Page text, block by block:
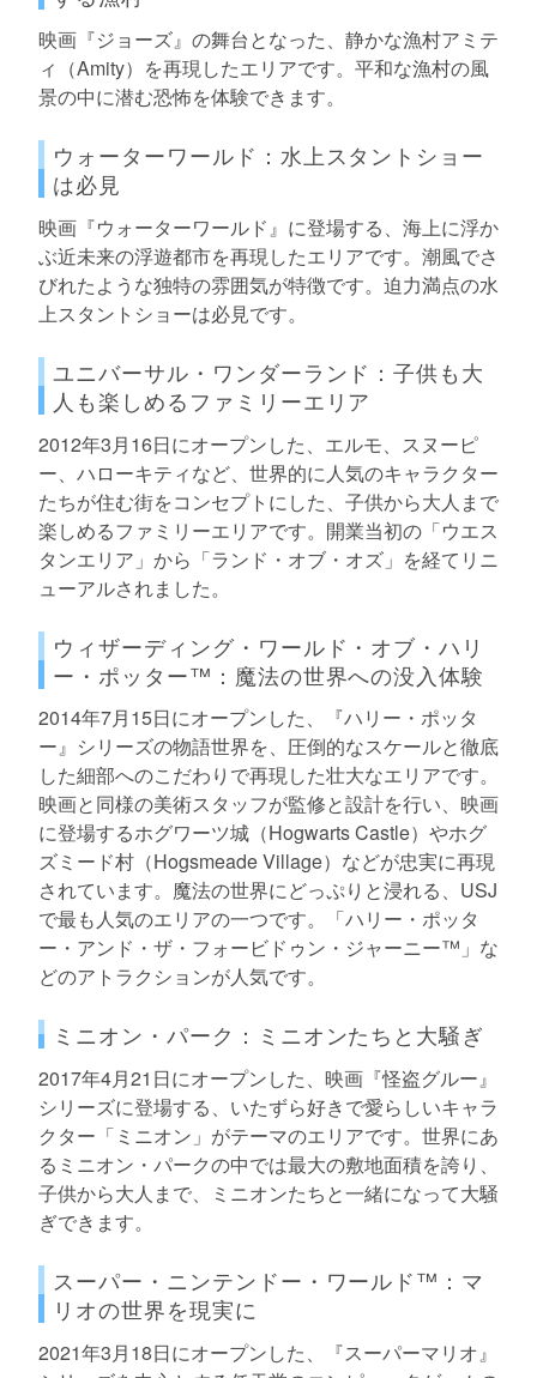
映画『ジョーズ』の舞台となった、静かな漁村アミテ
ィ（Amity）を再現したエリアです。平和な漁村の風
景の中に潜む恐怖を体験できます。
ウォーターワールド：水上スタントショー
は必見
映画『ウォーターワールド』に登場する、海上に浮か
ぶ近未来の浮遊都市を再現したエリアです。潮風でさ
びれたような独特の雰囲気が特徴です。迫力満点の水
上スタントショーは必見です。
ユニバーサル・ワンダーランド：子供も大
人も楽しめるファミリーエリア
2012年3月16日にオープンした、エルモ、スヌーピ
ー、ハローキティなど、世界的に人気のキャラクター
たちが住む街をコンセプトにした、子供から大人まで
楽しめるファミリーエリアです。開業当初の「ウエス
タンエリア」から「ランド・オブ・オズ」を経てリニ
ューアルされました。
ウィザーディング・ワールド・オブ・ハリ
ー・ポッター™：魔法の世界への没入体験
2014年7月15日にオープンした、『ハリー・ポッタ
ー』シリーズの物語世界を、圧倒的なスケールと徹底
した細部へのこだわりで再現した壮大なエリアです。
映画と同様の美術スタッフが監修と設計を行い、映画
に登場するホグワーツ城（Hogwarts Castle）やホグ
ズミード村（Hogsmeade Village）などが忠実に再現
されています。魔法の世界にどっぷりと浸れる、USJ
で最も人気のエリアの一つです。「ハリー・ポッタ
ー・アンド・ザ・フォービドゥン・ジャーニー™」な
どのアトラクションが人気です。
ミニオン・パーク：ミニオンたちと大騒ぎ
2017年4月21日にオープンした、映画『怪盗グルー』
シリーズに登場する、いたずら好きで愛らしいキャラ
クター「ミニオン」がテーマのエリアです。世界にあ
るミニオン・パークの中では最大の敷地面積を誇り、
子供から大人まで、ミニオンたちと一緒になって大騒
ぎできます。
スーパー・ニンテンドー・ワールド™：マ
リオの世界を現実に
2021年3月18日にオープンした、『スーパーマリオ』